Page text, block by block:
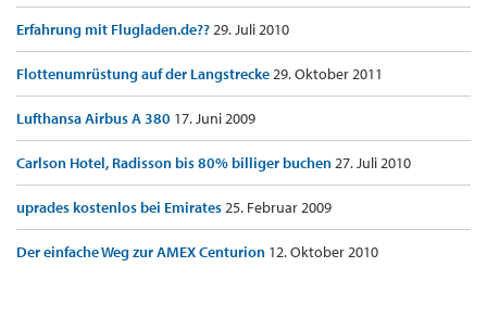
Erfahrung mit Flugladen.de??29. Juli 2010
Flottenumrüstung auf der Langstrecke29. Oktober 2011
Lufthansa Airbus A 380 17. Juni 2009
Carlson Hotel, Radisson bis 80% billiger buchen27. Juli 2010
uprades kostenlos bei Emirates25. Februar 2009
Der einfache Weg zur AMEX Centurion 12. Oktober 2010